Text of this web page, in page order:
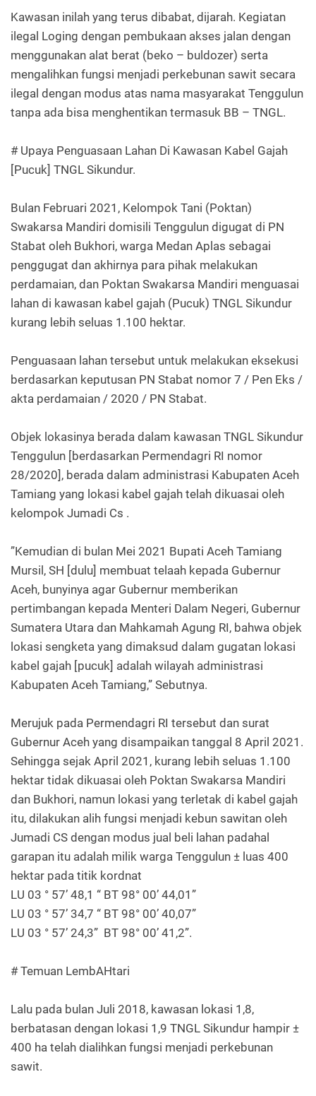
Kawasan inilah yang terus dibabat, dijarah. Kegiatan
ilegal Loging dengan pembukaan akses jalan dengan
menggunakan alat berat (beko – buldozer) serta
mengalihkan fungsi menjadi perkebunan sawit secara
ilegal dengan modus atas nama masyarakat Tenggulun
tanpa ada bisa menghentikan termasuk BB – TNGL.
# Upaya Penguasaan Lahan Di Kawasan Kabel Gajah
[Pucuk] TNGL Sikundur.
Bulan Februari 2021, Kelompok Tani (Poktan)
Swakarsa Mandiri domisili Tenggulun digugat di PN
Stabat oleh Bukhori, warga Medan Aplas sebagai
penggugat dan akhirnya para pihak melakukan
perdamaian, dan Poktan Swakarsa Mandiri menguasai
lahan di kawasan kabel gajah (Pucuk) TNGL Sikundur
kurang lebih seluas 1.100 hektar.
Penguasaan lahan tersebut untuk melakukan eksekusi
berdasarkan keputusan PN Stabat nomor 7 / Pen Eks /
akta perdamaian / 2020 / PN Stabat.
Objek lokasinya berada dalam kawasan TNGL Sikundur
Tenggulun [berdasarkan Permendagri RI nomor
28/2020], berada dalam administrasi Kabupaten Aceh
Tamiang yang lokasi kabel gajah telah dikuasai oleh
kelompok Jumadi Cs .
”Kemudian di bulan Mei 2021 Bupati Aceh Tamiang
Mursil, SH [dulu] membuat telaah kepada Gubernur
Aceh, bunyinya agar Gubernur memberikan
pertimbangan kepada Menteri Dalam Negeri, Gubernur
Sumatera Utara dan Mahkamah Agung RI, bahwa objek
lokasi sengketa yang dimaksud dalam gugatan lokasi
kabel gajah [pucuk] adalah wilayah administrasi
Kabupaten Aceh Tamiang,” Sebutnya.
Merujuk pada Permendagri RI tersebut dan surat
Gubernur Aceh yang disampaikan tanggal 8 April 2021.
Sehingga sejak April 2021, kurang lebih seluas 1.100
hektar tidak dikuasai oleh Poktan Swakarsa Mandiri
dan Bukhori, namun lokasi yang terletak di kabel gajah
itu, dilakukan alih fungsi menjadi kebun sawitan oleh
Jumadi CS dengan modus jual beli lahan padahal
garapan itu adalah milik warga Tenggulun ± luas 400
hektar pada titik kordnat
LU 03 ° 57’ 48,1 “ BT 98° 00’ 44,01”
LU 03 ° 57’ 34,7 “ BT 98° 00’ 40,07”
LU 03 ° 57’ 24,3” BT 98° 00’ 41,2”.
# Temuan LembAHtari
Lalu pada bulan Juli 2018, kawasan lokasi 1,8,
berbatasan dengan lokasi 1,9 TNGL Sikundur hampir ±
400 ha telah dialihkan fungsi menjadi perkebunan
sawit.